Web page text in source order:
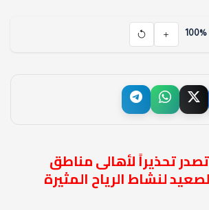
100%
تصدر تحذيراً لأهالى مناطق
لنشاط الرياح المثيرة